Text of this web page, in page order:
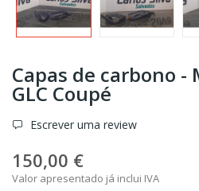
Capas de carbono -
GLC Coupé
Escrever uma review
150,00 €
Valor apresentado já inclui IVA